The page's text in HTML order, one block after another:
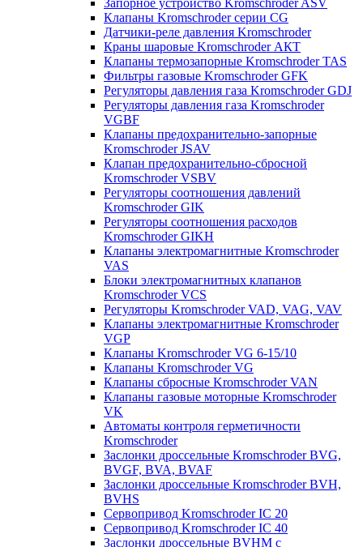
Запорное устройство Kromschroder ASV
Клапаны Kromschroder серии CG
Датчики-реле давления Kromschroder
Краны шаровые Kromschroder АКТ
Клапаны термозапорные Kromschroder TAS
Фильтры газовые Kromschroder GFK
Регуляторы давления газа Kromschroder GDJ
Регуляторы давления газа Kromschroder
VGBF
Клапаны предохранительно-запорные
Kromschroder JSAV
Клапан предохранительно-сбросной
Kromschroder VSBV
Регуляторы соотношения давлений
Kromschroder GIK
Регуляторы соотношения расходов
Kromschroder GIKH
Клапаны электромагнитные Kromschroder
VAS
Блоки электромагнитных клапанов
Kromschroder VCS
Регуляторы Kromschroder VAD, VAG, VAV
Клапаны электромагнитные Kromschroder
VGP
Клапаны Kromschroder VG 6-15/10
Клапаны Kromschroder VG
Клапаны сбросные Kromschroder VAN
Клапаны газовые моторные Kromschroder
VK
Автоматы контроля герметичности
Kromschroder
Заслонки дроссельные Kromschroder BVG,
BVGF, BVA, BVAF
Заслонки дроссельные Kromschroder BVH,
BVHS
Сервопривод Kromschroder IC 20
Сервопривод Kromschroder IC 40
Заслонки дроссельные BVHM с